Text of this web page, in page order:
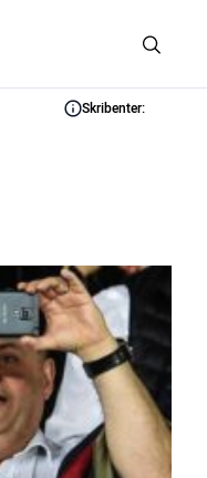
Skribenter: